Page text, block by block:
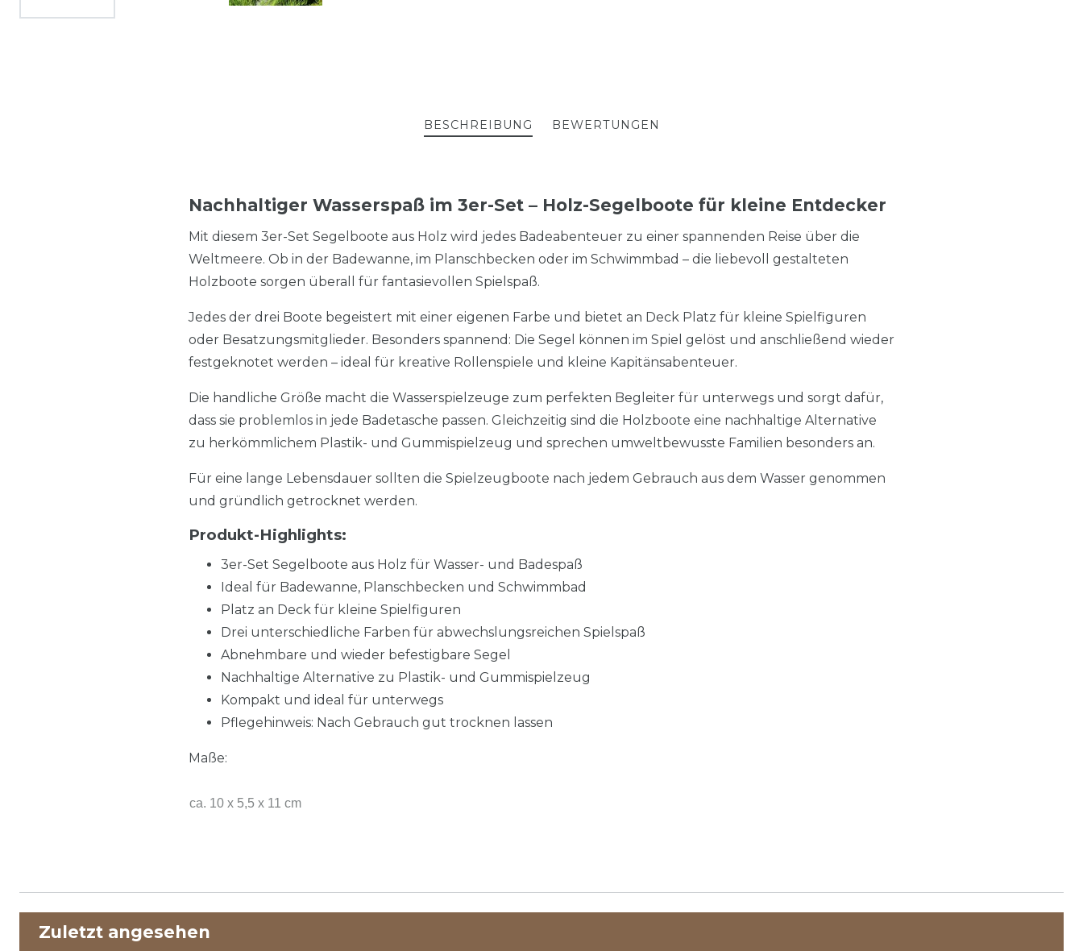
BESCHREIBUNG BEWERTUNGEN
Nachhaltiger Wasserspaß im 3er-Set – Holz-Segelboote für kleine Entdecker
Mit diesem 3er-Set Segelboote aus Holz wird jedes Badeabenteuer zu einer spannenden Reise über die
Weltmeere. Ob in der Badewanne, im Planschbecken oder im Schwimmbad – die liebevoll gestalteten
Holzboote sorgen überall für fantasievollen Spielspaß.
Jedes der drei Boote begeistert mit einer eigenen Farbe und bietet an Deck Platz für kleine Spielfiguren
oder Besatzungsmitglieder. Besonders spannend: Die Segel können im Spiel gelöst und anschließend wieder
festgeknotet werden – ideal für kreative Rollenspiele und kleine Kapitänsabenteuer.
Die handliche Größe macht die Wasserspielzeuge zum perfekten Begleiter für unterwegs und sorgt dafür,
dass sie problemlos in jede Badetasche passen. Gleichzeitig sind die Holzboote eine nachhaltige Alternative
zu herkömmlichem Plastik- und Gummispielzeug und sprechen umweltbewusste Familien besonders an.
Für eine lange Lebensdauer sollten die Spielzeugboote nach jedem Gebrauch aus dem Wasser genommen
und gründlich getrocknet werden.
Produkt-Highlights:
3er-Set Segelboote aus Holz für Wasser- und Badespaß
Ideal für Badewanne, Planschbecken und Schwimmbad
Platz an Deck für kleine Spielfiguren
Drei unterschiedliche Farben für abwechslungsreichen Spielspaß
Abnehmbare und wieder befestigbare Segel
Nachhaltige Alternative zu Plastik- und Gummispielzeug
Kompakt und ideal für unterwegs
Pflegehinweis: Nach Gebrauch gut trocknen lassen
Maße:
ca. 10 x 5,5 x 11 cm
Zuletzt angesehen